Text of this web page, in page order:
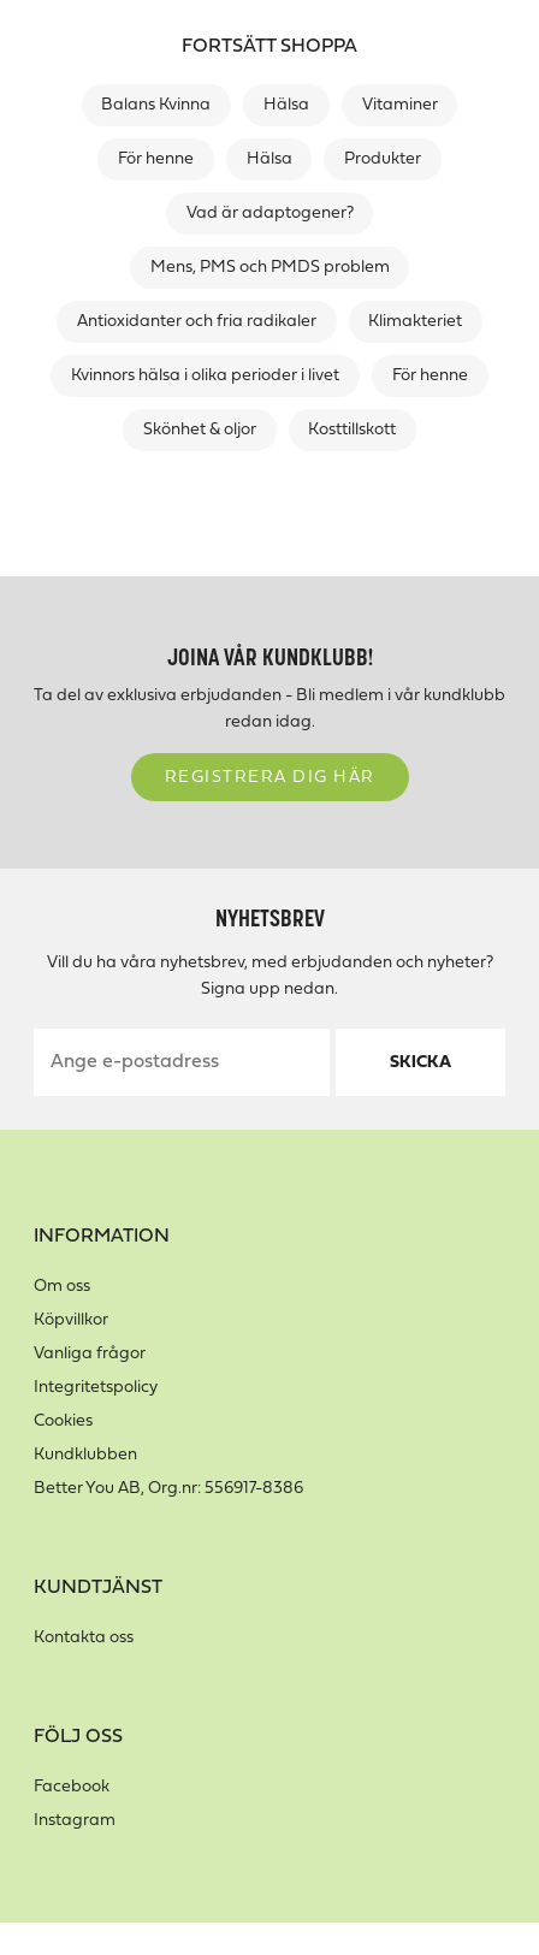
FORTSÄTT SHOPPA
Balans Kvinna Hälsa Vitaminer
För henne Hälsa Produkter
Vad är adaptogener?
Mens, PMS och PMDS problem
Antioxidanter och fria radikaler Klimakteriet
Kvinnors hälsa i olika perioder i livet För henne
Skönhet & oljor Kosttillskott
JOINA VÅR KUNDKLUBB!
Ta del av exklusiva erbjudanden - Bli medlem i vår kundklubb
redan idag.
REGISTRERA DIG HÄR
NYHETSBREV
Vill du ha våra nyhetsbrev, med erbjudanden och nyheter?
Signa upp nedan.
SKICKA
INFORMATION
Om oss
Köpvillkor
Vanliga frågor
Integritetspolicy
Cookies
Kundklubben
Better You AB, Org.nr: 556917-8386
KUNDTJÄNST
Kontakta oss
FÖLJ OSS
Facebook
Instagram